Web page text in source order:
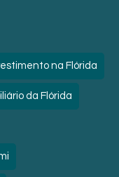
na Flórida
da Flórida